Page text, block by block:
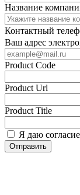
Название
Контактный
Ваш адрес
Product Code
Product Url
Product Title
Я даю
Отправить